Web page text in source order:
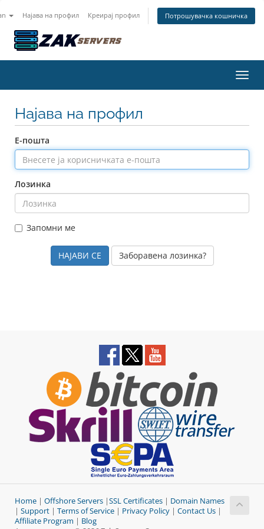
Најава на профил Креирај профил Потрошувачка кошничка
Најава на профил
Е-пошта
Лозинка
Запомни ме
Заборавена лозинка?
Home | Offshore Servers |SSL Certificates | Domain Names
| Support | Terms of Service | Privacy Policy | Contact Us |
Affiliate Program | Blog